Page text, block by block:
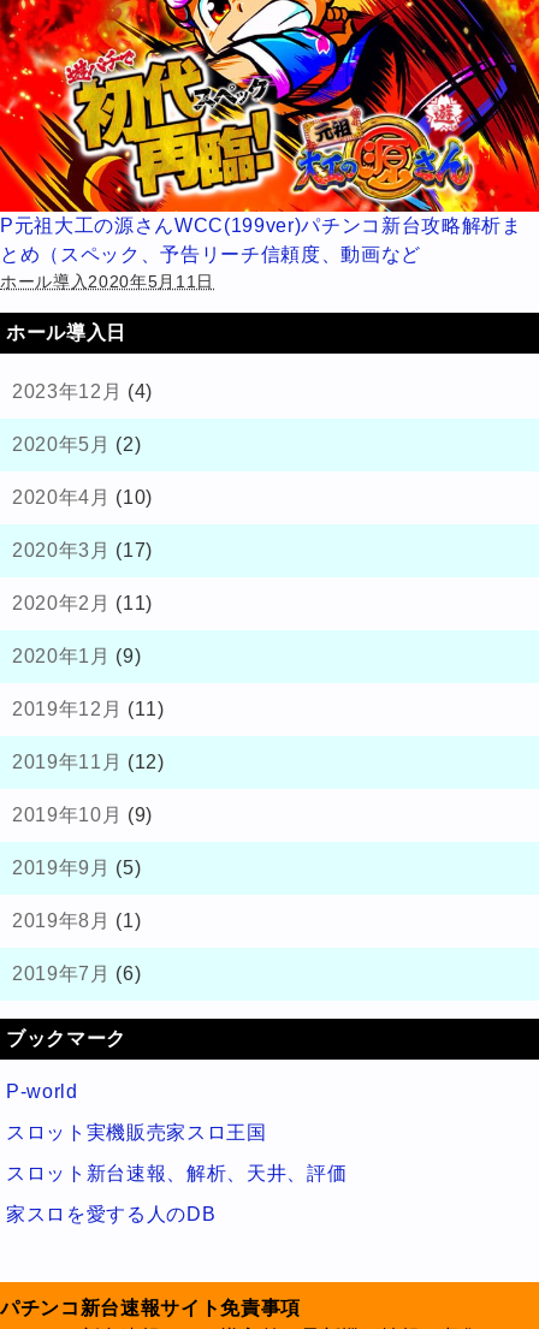
P元祖大工の源さんWCC(199ver)パチンコ新台攻略解析ま
とめ（スペック、予告リーチ信頼度、動画など
ホール導入2020年5月11日
ホール導入日
2023年12月 (4)
2020年5月 (2)
2020年4月 (10)
2020年3月 (17)
2020年2月 (11)
2020年1月 (9)
2019年12月 (11)
2019年11月 (12)
2019年10月 (9)
2019年9月 (5)
2019年8月 (1)
2019年7月 (6)
ブックマーク
P-world
スロット実機販売家スロ王国
スロット新台速報、解析、天井、評価
家スロを愛する人のDB
パチンコ新台速報サイト免責事項